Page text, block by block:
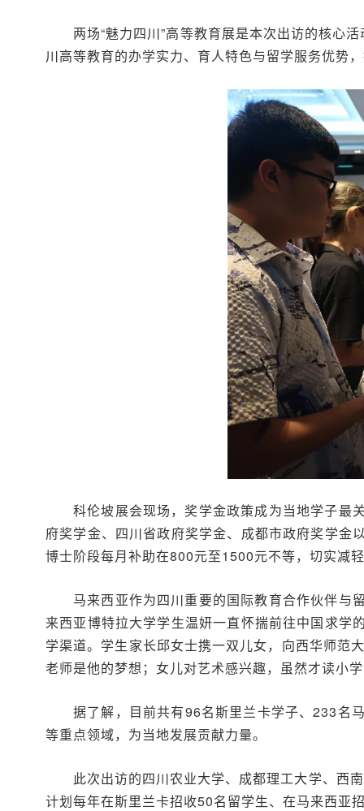
两场“魅力四川”高等教育展是本次出访的核心
川高等教育的办学实力、育人特色与留学服务优势
科伦坡展会现场，奖学金政策成为当地学子最
府奖学金、四川省政府奖学金、成都市政府奖学金
博士阶段每月补助在800元至1500元不等，切实减
马来西亚作为四川重要的国际教育合作伙伴与
来西亚博特拉大学学生温妍一直怀揣前往中国求学
学渠道。学生家长邱女士携一双儿女，向西华师范
老师是他的梦想；女儿对艺术感兴趣，虽然才读小
据了解，目前共有96名斯里兰卡学子、233名
等重点领域，为当地发展贡献力量。
此次出访的四川农业大学、成都理工大学、西
计划每年在斯里兰卡招收50名留学生、在马来西亚